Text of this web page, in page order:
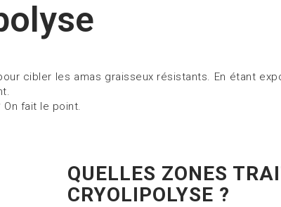
cibler les amas graisseux résistants. En étant
fait le point.
QUELLES ZONES
CRYOLIPOLYSE ?